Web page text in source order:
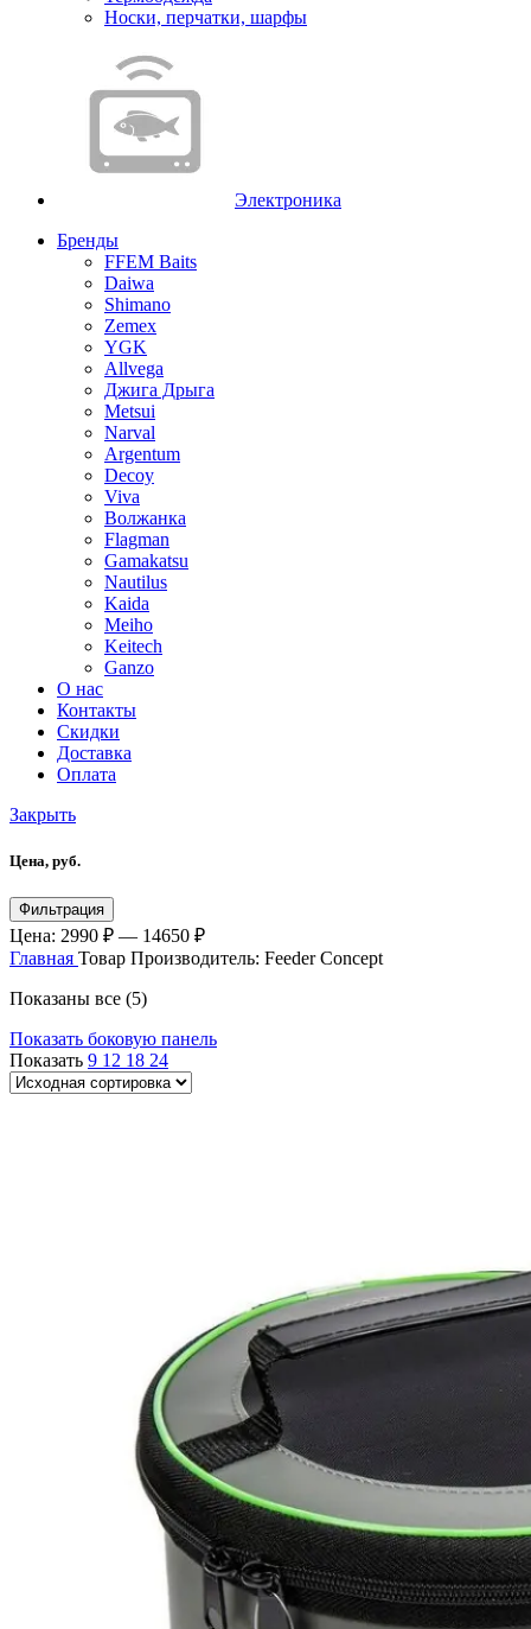
Носки, перчатки, шарфы
Электроника
Бренды
FFEM Baits
Daiwa
Shimano
Zemex
YGK
Allvega
Джига Дрыга
Metsui
Narval
Argentum
Decoy
Viva
Волжанка
Flagman
Gamakatsu
Nautilus
Kaida
Meiho
Keitech
Ganzo
О нас
Контакты
Скидки
Доставка
Оплата
Закрыть
Цена, руб.
Минимальная
цена
Максимальная
цена
Фильтрация
Цена: 2990 ₽ — 14650 ₽
Главная Товар Производитель: Feeder Concept
Показаны все (5)
Показать боковую панель
Показать 9 12 18 24